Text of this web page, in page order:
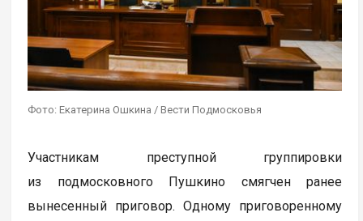
Фото: Екатерина Ошкина / Вести Подмосковья
Участникам преступной группировки
из подмосковного Пушкино смягчен ранее
вынесенный приговор. Одному приговоренному